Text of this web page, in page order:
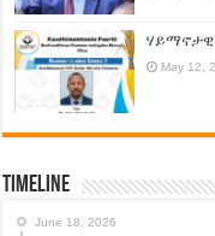
May 12,
Timeline
June 18, 2026